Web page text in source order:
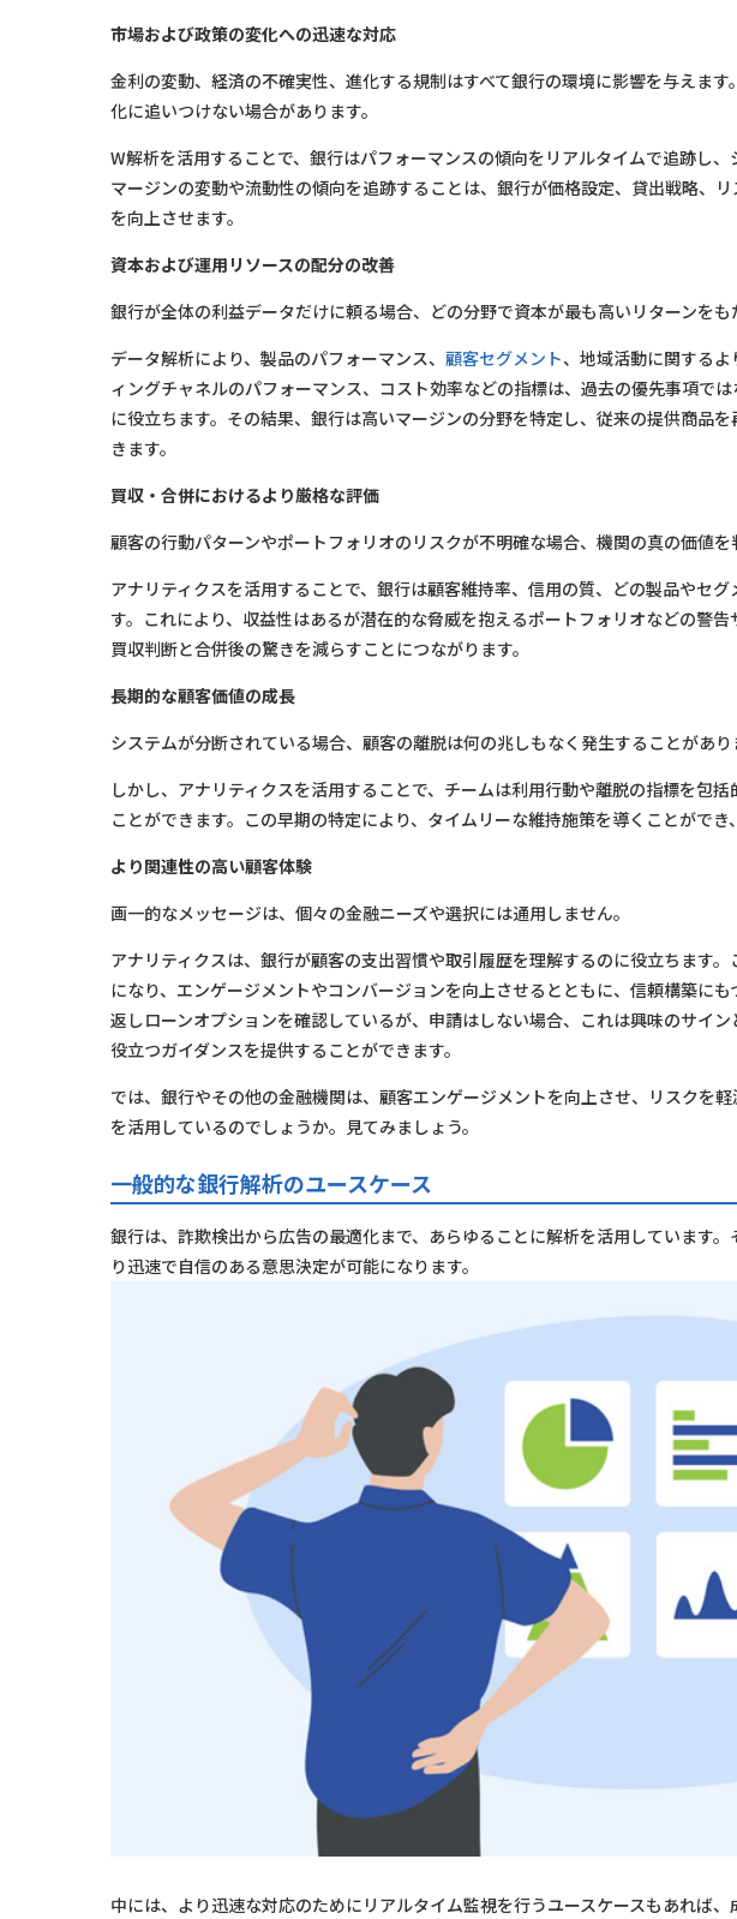
市場および政策の変化への迅速な対応
金利の変動、経済の不確実性、進化する規制はすべて銀行の環境に影響を与えま
化に追いつけない場合があります。
W解析を活用することで、銀行はパフォーマンスの傾向をリアルタイムで追跡し
マージンの変動や流動性の傾向を追跡することは、銀行が価格設定、貸出戦略、
を向上させます。
資本および運用リソースの配分の改善
銀行が全体の利益データだけに頼る場合、どの分野で資本が最も高いリターンをも
データ解析により、製品のパフォーマンス、 顧客セグメント、地域活動に関する
ィングチャネルのパフォーマンス、コスト効率などの指標は、過去の優先事項で
に役立ちます。その結果、銀行は高いマージンの分野を特定し、従来の提供商品
きます。
買収・合併におけるより厳格な評価
顧客の行動パターンやポートフォリオのリスクが不明確な場合、機関の真の価値を
アナリティクスを活用することで、銀行は顧客維持率、信用の質、どの製品やセ
す。これにより、収益性はあるが潜在的な脅威を抱えるポートフォリオなどの警
買収判断と合併後の驚きを減らすことにつながります。
長期的な顧客価値の成長
システムが分断されている場合、顧客の離脱は何の兆しもなく発生することがあり
しかし、アナリティクスを活用することで、チームは利用行動や離脱の指標を包
ことができます。この早期の特定により、タイムリーな維持施策を導くことができ、
より関連性の高い顧客体験
画一的なメッセージは、個々の金融ニーズや選択には通用しません。
アナリティクスは、銀行が顧客の支出習慣や取引履歴を理解するのに役立ちます。
になり、エンゲージメントやコンバージョンを向上させるとともに、信頼構築に
返しローンオプションを確認しているが、申請はしない場合、これは興味のサイ
役立つガイダンスを提供することができます。
では、銀行やその他の金融機関は、顧客エンゲージメントを向上させ、リスクを
を活用しているのでしょうか。見てみましょう。
一般的な銀行解析のユースケース
銀行は、詐欺検出から広告の最適化まで、あらゆることに解析を活用しています
り迅速で自信のある意思決定が可能になります。
中には、より迅速な対応のためにリアルタイム監視を行うユースケースもあれば